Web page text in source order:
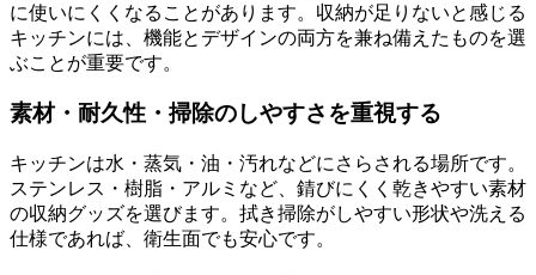
に使いにくくなることがあります。収納が足りないと感じる
キッチンには、機能とデザインの両方を兼ね備えたものを選
ぶことが重要です。
素材・耐久性・掃除のしやすさを重視する
キッチンは水・蒸気・油・汚れなどにさらされる場所です。
ステンレス・樹脂・アルミなど、錆びにくく乾きやすい素材
の収納グッズを選びます。拭き掃除がしやすい形状や洗える
仕様であれば、衛生面でも安心です。